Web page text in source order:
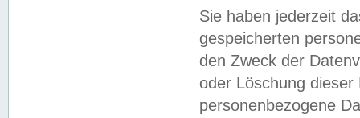
Sie haben jederzeit
gespeicherten
den Zweck der
oder Löschung
personenbezogene